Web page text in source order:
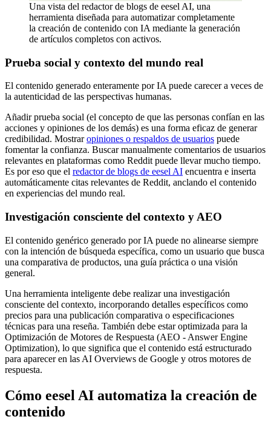
Una vista del redactor de blogs de eesel AI, una
herramienta diseñada para automatizar completamente
la creación de contenido con IA mediante la generación
de artículos completos con activos.
Prueba social y contexto del mundo real
El contenido generado enteramente por IA puede carecer a veces de
la autenticidad de las perspectivas humanas.
Añadir prueba social (el concepto de que las personas confían en las
acciones y opiniones de los demás) es una forma eficaz de generar
credibilidad. Mostraropiniones o respaldos de usuarios puede
fomentar la confianza. Buscar manualmente comentarios de usuarios
relevantes en plataformas como Reddit puede llevar mucho tiempo.
Es por eso que el redactor de blogs de eesel AI encuentra e inserta
automáticamente citas relevantes de Reddit, anclando el contenido
en experiencias del mundo real.
Investigación consciente del contexto y AEO
El contenido genérico generado por IA puede no alinearse siempre
con la intención de búsqueda específica, como un usuario que busca
una comparativa de productos, una guía práctica o una visión
general.
Una herramienta inteligente debe realizar una investigación
consciente del contexto, incorporando detalles específicos como
precios para una publicación comparativa o especificaciones
técnicas para una reseña. También debe estar optimizada para la
Optimización de Motores de Respuesta (AEO - Answer Engine
Optimization), lo que significa que el contenido está estructurado
para aparecer en las AI Overviews de Google y otros motores de
respuesta.
Cómo eesel AI automatiza la creación de
contenido